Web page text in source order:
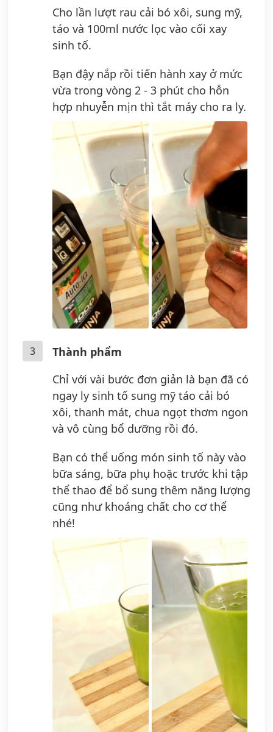
Cho lần lượt rau cải bó xôi, sung mỹ,
táo và 100ml nước lọc vào cối xay
sinh tố.
Bạn đậy nắp rồi tiến hành xay ở mức
vừa trong vòng 2 - 3 phút cho hỗn
hợp nhuyễn mịn thì tắt máy cho ra ly.
3
Thành phẩm
Chỉ với vài bước đơn giản là bạn đã có
ngay ly sinh tố sung mỹ táo cải bó
xôi, thanh mát, chua ngọt thơm ngon
và vô cùng bổ dưỡng rồi đó.
Bạn có thể uống món sinh tố này vào
bữa sáng, bữa phụ hoặc trước khi tập
thể thao để bổ sung thêm năng lượng
cũng như khoáng chất cho cơ thể
nhé!